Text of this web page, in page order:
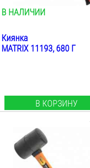
В НАЛИЧИИ
Киянка
MATRIX 11193, 680 Г
В КОРЗИНУ